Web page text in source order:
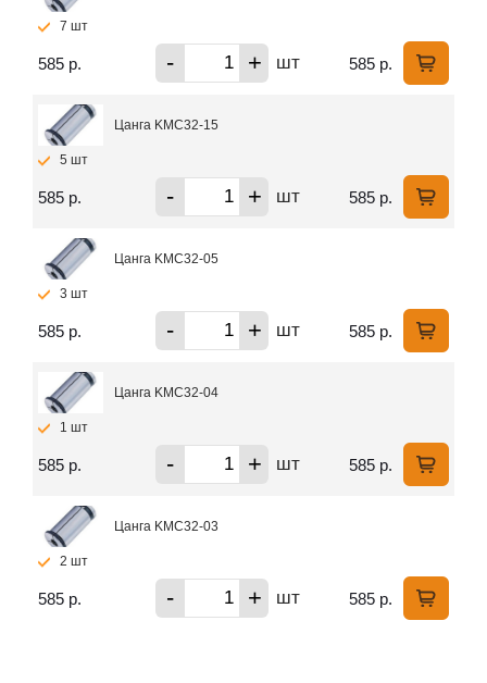
7 шт
585 р. - + шт 585 р.
Цанга KMC32-15
5 шт
585 р. - + шт 585 р.
Цанга KMC32-05
3 шт
585 р. - + шт 585 р.
Цанга KMC32-04
1 шт
585 р. - + шт 585 р.
Цанга KMC32-03
2 шт
585 р. - + шт 585 р.